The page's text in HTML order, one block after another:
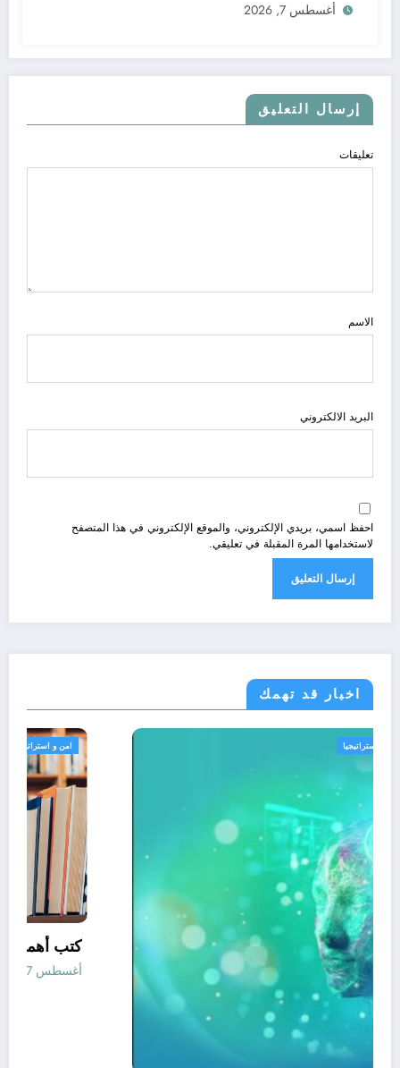
أغسطس 7, 2026
إرسال التعليق
تعليقات
الاسم
البريد الالكتروني
احفظ اسمي، بريدي الإلكتروني، والموقع الإلكتروني في هذا المتصفح
لاستخدامها المرة المقبلة في تعليقي.
اخبار قد تهمك
الجزائر الحدث